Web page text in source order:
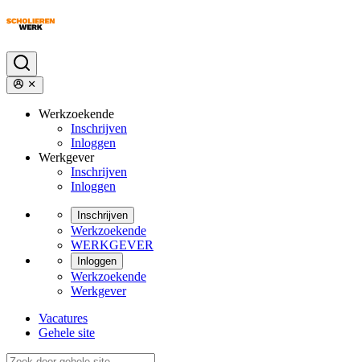
Werkzoekende
Inschrijven
Inloggen
Werkgever
Inschrijven
Inloggen
Inschrijven
Werkzoekende
WERKGEVER
Inloggen
Werkzoekende
Werkgever
Vacatures
Gehele site